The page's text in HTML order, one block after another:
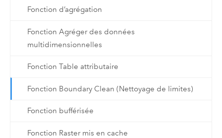
Fonction d’agrégation
Fonction Agréger des données
multidimensionnelles
Fonction Table attributaire
Fonction Boundary Clean (Nettoyage de limites)
Fonction bufférisée
Fonction Raster mis en cache